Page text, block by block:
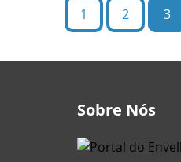
1 2 3
Sobre Nós